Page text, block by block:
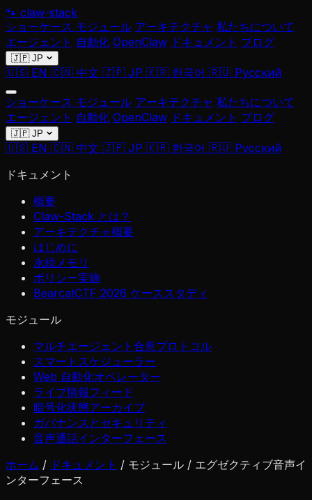
🐾 claw-stack
ショーケース モジュール アーキテクチャ 私たちについて
エージェント 自動化 OpenClaw ドキュメント ブログ
🇯🇵 JP
🇺🇸 EN 🇨🇳 中文 🇯🇵 JP 🇰🇷 한국어 🇷🇺 Русский
ショーケース モジュール アーキテクチャ 私たちについて
エージェント 自動化 OpenClaw ドキュメント ブログ
🇯🇵 JP
🇺🇸 EN 🇨🇳 中文 🇯🇵 JP 🇰🇷 한국어 🇷🇺 Русский
ドキュメント
概要
Claw-Stack とは？
アーキテクチャ概要
はじめに
永続メモリ
ポリシー実施
BearcatCTF 2026 ケーススタディ
モジュール
マルチエージェント合意プロトコル
スマートスケジューラー
Web 自動化オペレーター
ライブ情報フィード
暗号化状態アーカイブ
ガバナンスとセキュリティ
音声通話インターフェース
ホーム / ドキュメント / モジュール / エグゼクティブ音声イ
ンターフェース